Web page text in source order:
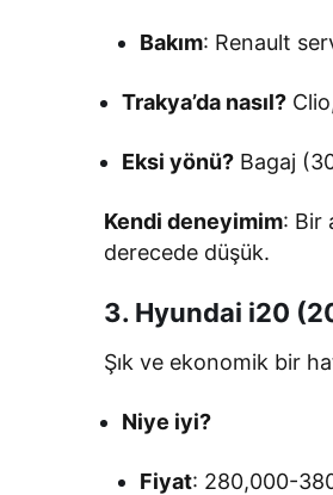
Bakım: Renault
Trakya’da nasıl?
Eksi yönü? Bagaj
Kendi deneyimim: Bir
derecede düşük.
3. Hyundai i20
Şık ve ekonomik bir
Niye iyi?
Fiyat: 280,000-